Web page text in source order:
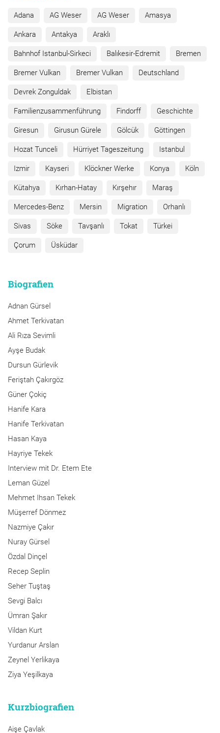
Adana AG Weser AG Weser Amasya
Ankara Antakya Araklı
Bahnhof Istanbul-Sirkeci Balıkesir-Edremit Bremen
Bremer Vulkan Bremer Vulkan Deutschland
Devrek Zonguldak Elbistan
Familienzusammenführung Findorff Geschichte
Giresun Girusun Gürele Gölcük Göttingen
Hozat Tunceli Hürriyet Tageszeitung Istanbul
Izmir Kayseri Klöckner Werke Konya Köln
Kütahya Kırhan-Hatay Kırşehır Maraş
Mercedes-Benz Mersin Migration Orhanlı
Sivas Söke Tavşanlı Tokat Türkei
Çorum Üsküdar
Biografien
Adnan Gürsel
Ahmet Terkivatan
Ali Rıza Sevimli
Ayşe Budak
Dursun Gürlevik
Feriştah Çakırgöz
Güner Çokiç
Hanife Kara
Hanife Terkivatan
Hasan Kaya
Hayriye Tekek
Interview mit Dr. Etem Ete
Leman Güzel
Mehmet Ihsan Tekek
Müşerref Dönmez
Nazmiye Çakır
Nuray Gürsel
Özdal Dinçel
Recep Seplin
Seher Tuştaş
Sevgi Balcı
Ümran Şakır
Vildan Kurt
Yurdanur Arslan
Zeynel Yerlikaya
Ziya Yeşilkaya
Kurzbiografien
Aişe Çavlak